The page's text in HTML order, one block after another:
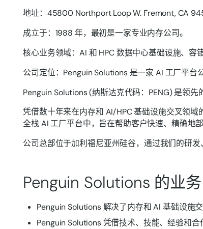
地址：45800 Northport Loop W. Fremont, CA
成立于：1988 年，最初是一家专业内存公司。
核心业务领域：AI 和 HPC 数据中心基础设施、容
公司定位：Penguin Solutions 是一家 AI 工厂平台
Penguin Solutions (纳斯达克代码：PENG) 是领
凭借数十年来在内存和 AI/HPC 基础设施交叉领
全栈 AI 工厂平台中，旨在帮助客户快速、精确地
公司总部位于加利福尼亚州硅谷，通过我们的研发
Penguin Solutions 的业务
Penguin Solutions 解决了内存和 AI 基础设施
Penguin Solutions 凭借技术、技能、经验和